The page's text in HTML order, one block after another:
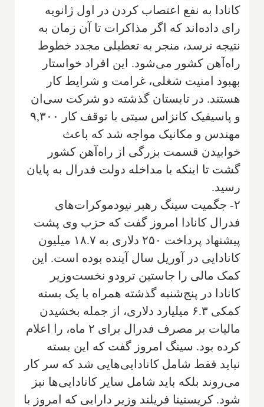
کانادا به نفع اعتصاب کردن در اول ژانویه
رای داده‌اند که اگر مذاکرات تا آن زمان به
نتیجه نرسد، منجر به تعطیلی مجدد خطوط
راه‌آهن کشور می‌شود. این افراد خواستار
بهبود امنیت شغلی، غرامت و شرایط کار
هستند. در تابستان گذشته دو شرکت سی‌ان
و پاسیفیک کانزاس سیتی با توقف کار ۹,۳۰۰
مهندس و مکانیک مواجه شد که باعث
خوابیدن قسمت بزرگی از راه‌آهن کشور
گشت تا اینکه با مداخله دولت فدرال به پایان
رسید.
۲- جگمیت سینگ رهبر نیودموکرات‌های
فدرال کانادا امروز گفت که حزب وی پشت
پیشنهاد پرداخت ۲۵۰ دلاری به ۱۸.۷ میلیون
کانادایی در آوریل سال آینده بوده است. این
کمک مالی را جاستین ترودو نخست‌وزیر
کانادا در پنج‌شنبه گذشته همراه با یک بسته
کمکی ۶.۳ میلیارد دلاری، از جمله بخشیدن
مالیات بر مصرف فدرال برای ۲ ماه، را اعلام
کرده بود. سینگ امروز گفت که این بسته
نباید فقط شامل کانادایی‌هایی شد که سر کار
می‌روند بلکه باید شامل سایر کانادایی‌ها نیز
شود. کریستینا فریلند وزیر دارایی که امروز با